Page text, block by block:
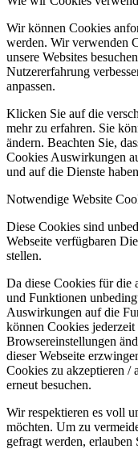
Wir können Cookies
werden. Wir verwenden
unsere Websites
Nutzererfahrung
anpassen.
Klicken Sie auf die
mehr zu erfahren. Sie
ändern. Beachten Sie,
Cookies Auswirkungen
und auf die Dienste
Notwendige Website
Diese Cookies sind
Webseite verfügbaren
stellen.
Da diese Cookies für die
und Funktionen
Auswirkungen auf die
können Cookies
Browsereinstellungen
dieser Webseite
Cookies zu akzeptieren /
erneut besuchen.
Wir respektieren es voll
möchten. Um zu
gefragt werden,